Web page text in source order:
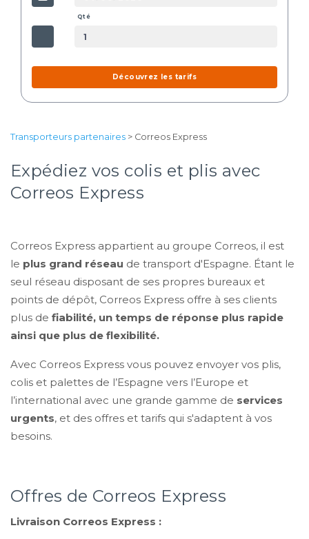
Qté
Découvrez les tarifs
Transporteurs partenaires > Correos Express
Expédiez vos colis et plis avec
Correos Express
Correos Express appartient au groupe Correos, il est
le plus grand réseau de transport d'Espagne. Étant le
seul réseau disposant de ses propres bureaux et
points de dépôt, Correos Express offre à ses clients
plus de fiabilité, un temps de réponse plus rapide
ainsi que plus de flexibilité.
Avec Correos Express vous pouvez envoyer vos plis,
colis et palettes de l’Espagne vers l’Europe et
l’international avec une grande gamme de services
urgents, et des offres et tarifs qui s'adaptent à vos
besoins.
Offres de Correos Express
Livraison Correos Express :